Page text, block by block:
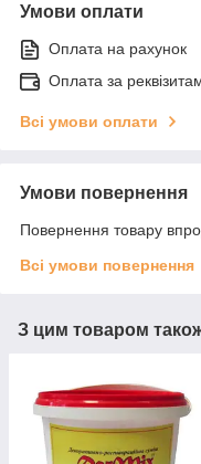
Умови оплати
Оплата на рахунок
Оплата за
Всі умови оплати
Умови повернення
Повернення товару
Всі умови повернення
З цим товаром